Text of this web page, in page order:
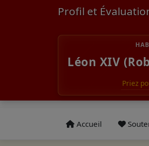
Profil et
Léon XIV
Priez
Accueil